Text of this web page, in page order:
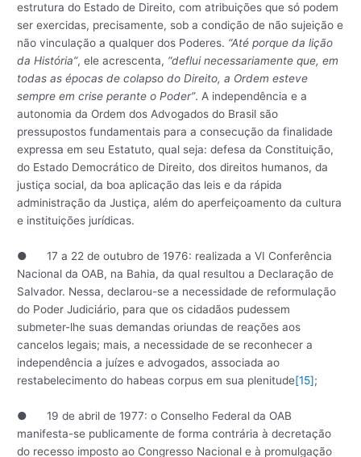
estrutura do Estado de Direito, com atribuições que só podem
ser exercidas, precisamente, sob a condição de não sujeição e
não vinculação a qualquer dos Poderes. “Até porque da lição
da História”, ele acrescenta, “deflui necessariamente que, em
todas as épocas de colapso do Direito, a Ordem esteve
sempre em crise perante o Poder”. A independência e a
autonomia da Ordem dos Advogados do Brasil são
pressupostos fundamentais para a consecução da finalidade
expressa em seu Estatuto, qual seja: defesa da Constituição,
do Estado Democrático de Direito, dos direitos humanos, da
justiça social, da boa aplicação das leis e da rápida
administração da Justiça, além do aperfeiçoamento da cultura
e instituições jurídicas.
● 17 a 22 de outubro de 1976: realizada a VI Conferência
Nacional da OAB, na Bahia, da qual resultou a Declaração de
Salvador. Nessa, declarou-se a necessidade de reformulação
do Poder Judiciário, para que os cidadãos pudessem
submeter-lhe suas demandas oriundas de reações aos
cancelos legais; mais, a necessidade de se reconhecer a
independência a juízes e advogados, associada ao
restabelecimento do habeas corpus em sua plenitude[15];
● 19 de abril de 1977: o Conselho Federal da OAB
manifesta-se publicamente de forma contrária à decretação
do recesso imposto ao Congresso Nacional e à promulgação